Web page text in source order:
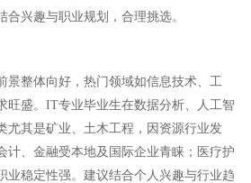
兴趣与职业规划，合理挑选。
景整体向好，热门领域如信息技术、工
旺盛。IT专业毕业生在数据分析、人工智
尤其是矿业、土木工程，因资源行业发
计、金融受本地及国际企业青睐；医疗护
业稳定性强。建议结合个人兴趣与行业趋